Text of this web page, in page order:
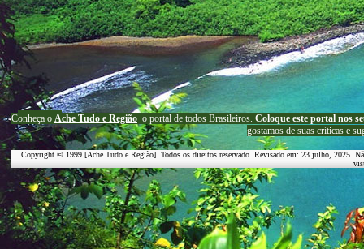
Conheça o Ache Tudo e Região o portal de todos Brasileiros. Coloque este portal nos
gostamos de suas críticas e
Copyright © 1999 [Ache Tudo e Região]. Todos os direitos reservado. Revisado em: 23 julho, 2025 .